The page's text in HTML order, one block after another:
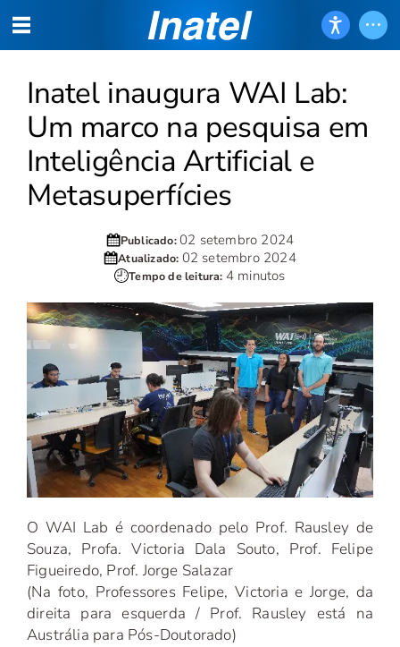
Inatel inaugura WAI Lab:
Um marco na pesquisa em
Inteligência Artificial e
Metasuperfícies
Publicado:02 setembro 2024
Atualizado: 02 setembro 2024
Tempo de leitura: 4 minutos
O WAI Lab é coordenado pelo Prof. Rausley de
Souza, Profa. Victoria Dala Souto, Prof. Felipe
Figueiredo, Prof. Jorge Salazar
(Na foto, Professores Felipe, Victoria e Jorge, da
direita para esquerda / Prof. Rausley está na
Austrália para Pós-Doutorado)